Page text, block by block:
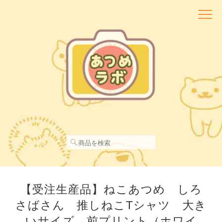
【受注生産品】ねこあつめ しろ
さばさん 推しねこTシャツ 大き